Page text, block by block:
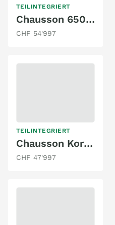
TEILINTEGRIERT
Chausson 650 VIP 2.3 MJ
CHF 54'997
TEILINTEGRIERT
Chausson Korus 720 2.0 TDCI Ford
CHF 47'997